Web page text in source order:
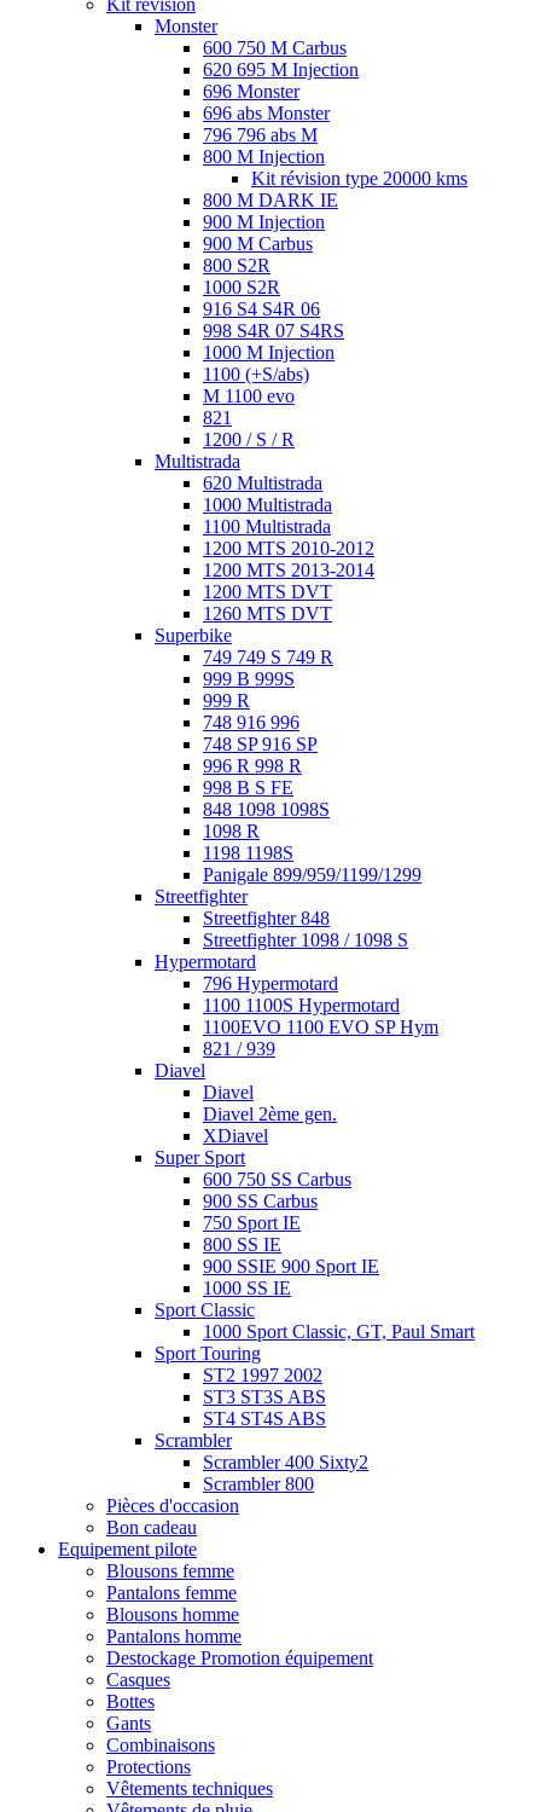
Kit révision
Monster
600 750 M Carbus
620 695 M Injection
696 Monster
696 abs Monster
796 796 abs M
800 M Injection
Kit révision type 20000 kms
800 M DARK IE
900 M Injection
900 M Carbus
800 S2R
1000 S2R
916 S4 S4R 06
998 S4R 07 S4RS
1000 M Injection
1100 (+S/abs)
M 1100 evo
821
1200 / S / R
Multistrada
620 Multistrada
1000 Multistrada
1100 Multistrada
1200 MTS 2010-2012
1200 MTS 2013-2014
1200 MTS DVT
1260 MTS DVT
Superbike
749 749 S 749 R
999 B 999S
999 R
748 916 996
748 SP 916 SP
996 R 998 R
998 B S FE
848 1098 1098S
1098 R
1198 1198S
Panigale 899/959/1199/1299
Streetfighter
Streetfighter 848
Streetfighter 1098 / 1098 S
Hypermotard
796 Hypermotard
1100 1100S Hypermotard
1100EVO 1100 EVO SP Hym
821 / 939
Diavel
Diavel
Diavel 2ème gen.
XDiavel
Super Sport
600 750 SS Carbus
900 SS Carbus
750 Sport IE
800 SS IE
900 SSIE 900 Sport IE
1000 SS IE
Sport Classic
1000 Sport Classic, GT, Paul Smart
Sport Touring
ST2 1997 2002
ST3 ST3S ABS
ST4 ST4S ABS
Scrambler
Scrambler 400 Sixty2
Scrambler 800
Pièces d'occasion
Bon cadeau
Equipement pilote
Blousons femme
Pantalons femme
Blousons homme
Pantalons homme
Destockage Promotion équipement
Casques
Bottes
Gants
Combinaisons
Protections
Vêtements techniques